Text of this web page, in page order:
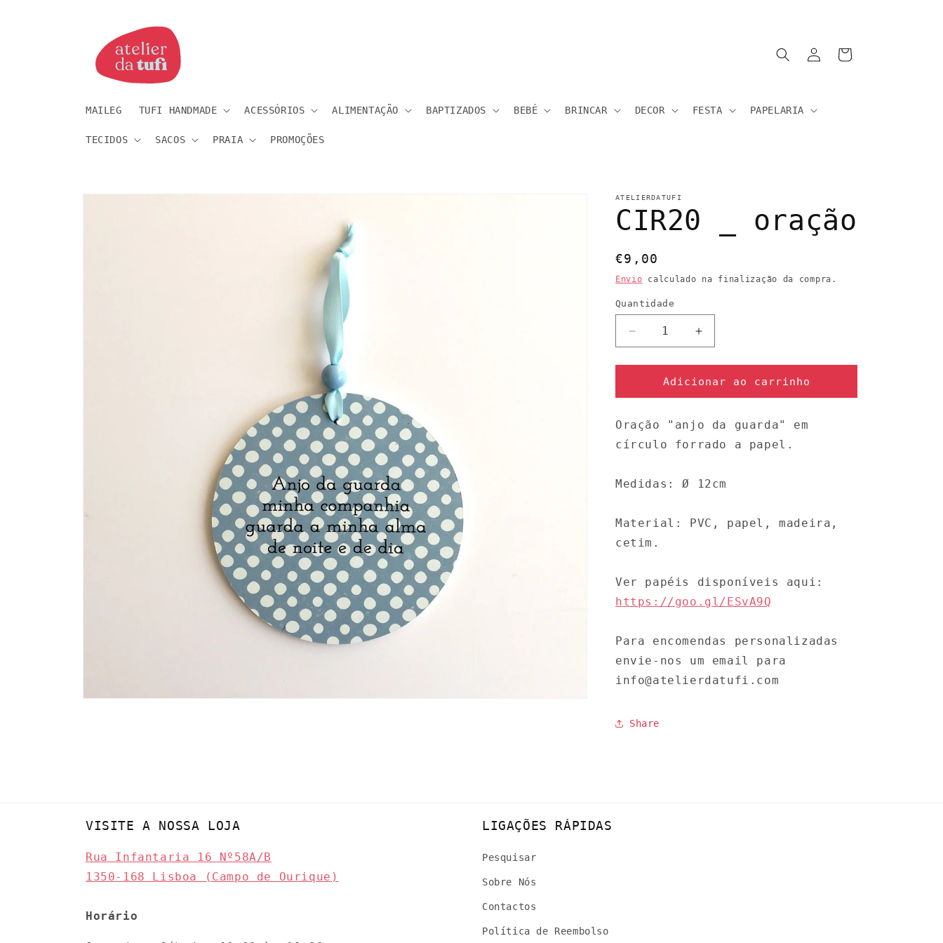
MAILEG TUFI HANDMADE ACESSÓRIOS ALIMENTAÇÃO BAPTIZADOS BEBÉ BRINCAR DECOR FESTA PAPELARIA
TECIDOS SACOS PRAIA PROMOÇÕES
sessão
Carrinho
ATELIERDATUFI
CIR20 _ oração
Preço
normal
€9,00
Envio calculado na finalização da compra.
Quantidade
Quantidade
Diminuir
a
quantidade
CIR20
oração
Aumentar
a
quantidade
de
CIR20
oração
Adicionar ao carrinho
Oração "anjo da guarda" em
círculo forrado a papel.
Medidas: Ø 12cm
Material: PVC, papel, madeira,
cetim.
Ver papéis disponíveis aqui:
https://goo.gl/ESvA9Q
Para encomendas personalizadas
envie-nos um email para
info@atelierdatufi.com
Share
VISITE A NOSSA LOJA
Rua Infantaria 16 Nº58A/B
1350-168 Lisboa (Campo de Ourique)
Horário
LIGAÇÕES RÁPIDAS
Pesquisar
Sobre Nós
Contactos
Política de Reembolso